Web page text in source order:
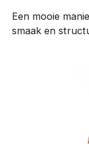
Een mooie
smaak en